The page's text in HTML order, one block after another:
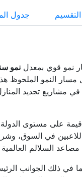
جدول التقسيم
نمو قوي بمعدل
المتوقعة من 2023 إلى 2031. ويعزى
في مشاريع تجديد
على مستوى الدولة.
في السوق،
السلالم
في ذلك الجوانب